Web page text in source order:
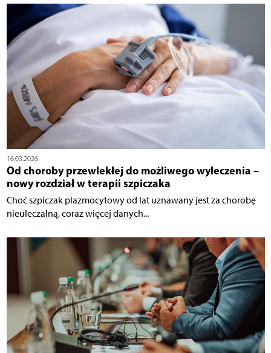
16.03.2026
Od choroby przewlekłej do możliwego wyleczenia –
nowy rozdział w terapii szpiczaka
Choć szpiczak plazmocytowy od lat uznawany jest za chorobę
nieuleczalną, coraz więcej danych...